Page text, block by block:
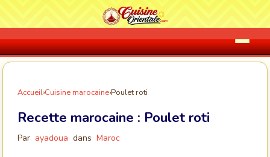
Accueil›Cuisine marocaine›Poulet roti
Recette marocaine : Poulet roti
Par ayadoua dans Maroc